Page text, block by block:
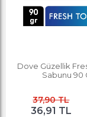
Dove Güzellik
Sabunu 90
37,90 TL
36,91 TL